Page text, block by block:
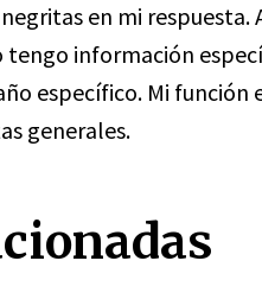
en mi respuesta.
tengo información
específico. Mi
generales.